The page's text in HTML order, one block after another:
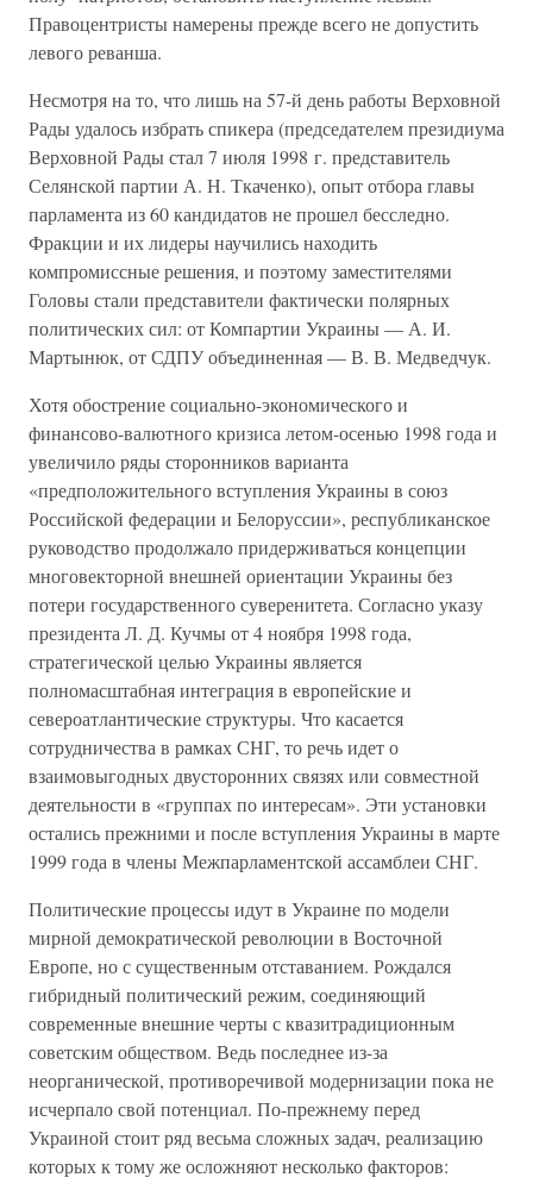
Правоцентристы намерены прежде всего не допустить
левого реванша.
Несмотря на то, что лишь на 57-й день работы Верховной
Рады удалось избрать спикера (председателем президиума
Верховной Рады стал 7 июля 1998 г. представитель
Селянской партии А. Н. Ткаченко), опыт отбора главы
парламента из 60 кандидатов не прошел бесследно.
Фракции и их лидеры научились находить
компромиссные решения, и поэтому заместителями
Головы стали представители фактически полярных
политических сил: от Компартии Украины — А. И.
Мартынюк, от СДПУ объединенная — В. В. Медведчук.
Хотя обострение социально-экономического и
финансово-валютного кризиса летом-осенью 1998 года и
увеличило ряды сторонников варианта
«предположительного вступления Украины в союз
Российской федерации и Белоруссии», республиканское
руководство продолжало придерживаться концепции
многовекторной внешней ориентации Украины без
потери государственного суверенитета. Согласно указу
президента Л. Д. Кучмы от 4 ноября 1998 года,
стратегической целью Украины является
полномасштабная интеграция в европейские и
североатлантические структуры. Что касается
сотрудничества в рамках СНГ, то речь идет о
взаимовыгодных двусторонних связях или совместной
деятельности в «группах по интересам». Эти установки
остались прежними и после вступления Украины в марте
1999 года в члены Межпарламентской ассамблеи СНГ.
Политические процессы идут в Украине по модели
мирной демократической революции в Восточной
Европе, но с существенным отставанием. Рождался
гибридный политический режим, соединяющий
современные внешние черты с квазитрадиционным
советским обществом. Ведь последнее из-за
неорганической, противоречивой модернизации пока не
исчерпало свой потенциал. По-прежнему перед
Украиной стоит ряд весьма сложных задач, реализацию
которых к тому же осложняют несколько факторов: